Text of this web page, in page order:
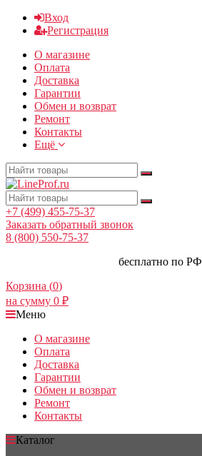
Вход
Регистрация
О магазине
Оплата
Доставка
Гарантии
Обмен и возврат
Ремонт
Контакты
Ещё
+7 (499) 455-75-37
Заказать обратный звонок
8 (800) 550-75-37
бесплатно по РФ
Корзина (0)
на сумму 0 ₽
Меню
О магазине
Оплата
Доставка
Гарантии
Обмен и возврат
Ремонт
Контакты
Каталог